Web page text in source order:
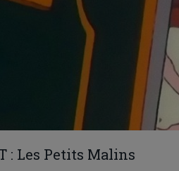
: Les Petits Malins